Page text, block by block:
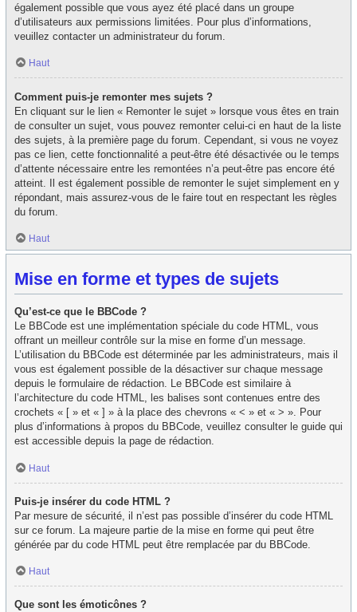
également possible que vous ayez été placé dans un groupe
d’utilisateurs aux permissions limitées. Pour plus d’informations,
veuillez contacter un administrateur du forum.
Haut
Comment puis-je remonter mes sujets ?
En cliquant sur le lien « Remonter le sujet » lorsque vous êtes en train
de consulter un sujet, vous pouvez remonter celui-ci en haut de la liste
des sujets, à la première page du forum. Cependant, si vous ne voyez
pas ce lien, cette fonctionnalité a peut-être été désactivée ou le temps
d’attente nécessaire entre les remontées n’a peut-être pas encore été
atteint. Il est également possible de remonter le sujet simplement en y
répondant, mais assurez-vous de le faire tout en respectant les règles
du forum.
Haut
Mise en forme et types de sujets
Qu’est-ce que le BBCode ?
Le BBCode est une implémentation spéciale du code HTML, vous
offrant un meilleur contrôle sur la mise en forme d’un message.
L’utilisation du BBCode est déterminée par les administrateurs, mais il
vous est également possible de la désactiver sur chaque message
depuis le formulaire de rédaction. Le BBCode est similaire à
l’architecture du code HTML, les balises sont contenues entre des
crochets « [ » et « ] » à la place des chevrons « < » et « > ». Pour
plus d’informations à propos du BBCode, veuillez consulter le guide qui
est accessible depuis la page de rédaction.
Haut
Puis-je insérer du code HTML ?
Par mesure de sécurité, il n’est pas possible d’insérer du code HTML
sur ce forum. La majeure partie de la mise en forme qui peut être
générée par du code HTML peut être remplacée par du BBCode.
Haut
Que sont les émoticônes ?